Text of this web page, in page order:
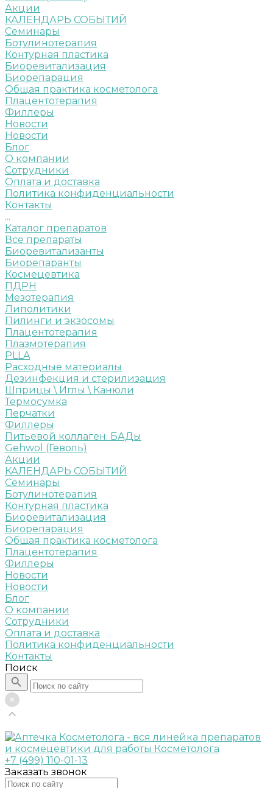
Акции
КАЛЕНДАРЬ СОБЫТИЙ
Семинары
Ботулинотерапия
Контурная пластика
Биоревитализация
Биорепарация
Общая практика косметолога
Плацентотерапия
Филлеры
Новости
Новости
Блог
О компании
Сотрудники
Оплата и доставка
Политика конфиденциальности
Контакты
...
Каталог препаратов
Все препараты
Биоревитализанты
Биорепаранты
Космецевтика
ПДРН
Мезотерапия
Липолитики
Пилинги и экзосомы
Плацентотерапия
Плазмотерапия
PLLA
Расходные материалы
Дезинфекция и стерилизация
Шприцы \ Иглы \ Канюли
Термосумка
Перчатки
Филлеры
Питьевой коллаген. БАДы
Gehwol (Геволь)
Акции
КАЛЕНДАРЬ СОБЫТИЙ
Семинары
Ботулинотерапия
Контурная пластика
Биоревитализация
Биорепарация
Общая практика косметолога
Плацентотерапия
Филлеры
Новости
Новости
Блог
О компании
Сотрудники
Оплата и доставка
Политика конфиденциальности
Контакты
Поиск
+7 (499) 110-01-13
Заказать звонок